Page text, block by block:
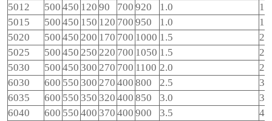
5012
500 450 120 90 700 920 1.0
1.5
5015
500 450 150 120 700 950 1.0
1.5
5020
500 450 200 170 700 1000 1.5
2.0
5025
500 450 250 220 700 1050 1.5
2.0
5030
500 450 300 270 700 1100 2.0
2.5
6030
600 550 300 270 400 800 2.5
3.0
6035
600 550 350 320 400 850 3.0
3.5
6040
600 550 400 370 400 900 3.5
4.0